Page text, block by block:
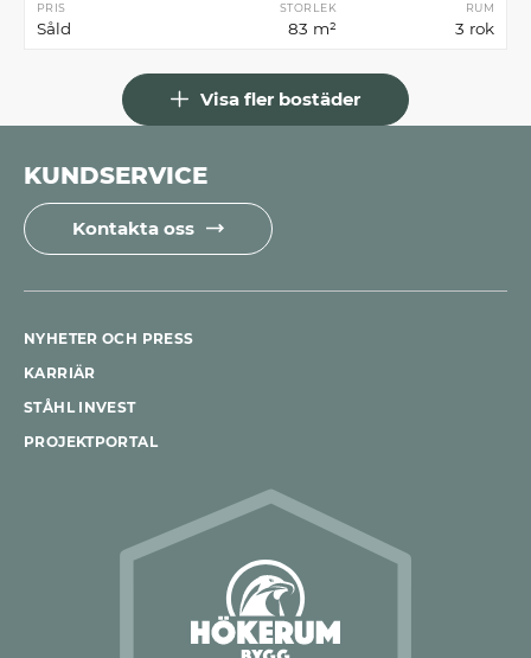
PRIS
Såld
STORLEK
83 m²
RUM
3 rok
Visa fler bostäder
KUNDSERVICE
Kontakta oss
NYHETER OCH PRESS
KARRIÄR
STÅHL INVEST
PROJEKTPORTAL